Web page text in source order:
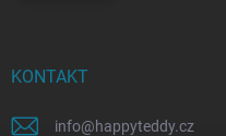
KONTAKT
info@happyteddy.cz